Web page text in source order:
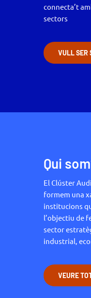
connecta’t
sectors
VULL SER
Qui
El Clúster
formem una
institucions
l’objectiu de
sector
industrial,
VEURE